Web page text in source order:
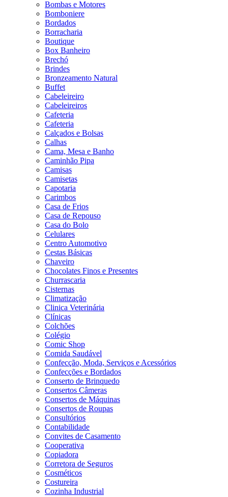
Bombas e Motores
Bomboniere
Bordados
Borracharia
Boutique
Box Banheiro
Brechó
Brindes
Bronzeamento Natural
Buffet
Cabeleireiro
Cabeleireiros
Cafeteria
Cafeteria
Calçados e Bolsas
Calhas
Cama, Mesa e Banho
Caminhão Pipa
Camisas
Camisetas
Capotaria
Carimbos
Casa de Frios
Casa de Repouso
Casa do Bolo
Celulares
Centro Automotivo
Cestas Básicas
Chaveiro
Chocolates Finos e Presentes
Churrascaria
Cisternas
Climatização
Clinica Veterinária
Clínicas
Colchões
Colégio
Comic Shop
Comida Saudável
Confecção, Moda, Serviços e Acessórios
Confecções e Bordados
Conserto de Brinquedo
Consertos Câmeras
Consertos de Máquinas
Consertos de Roupas
Consultórios
Contabilidade
Convites de Casamento
Cooperativa
Copiadora
Corretora de Seguros
Cosméticos
Costureira
Cozinha Industrial